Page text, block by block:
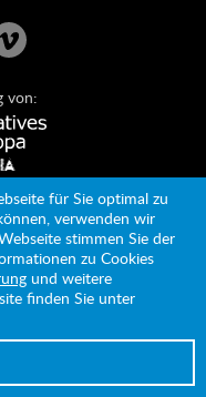
von:
für Sie optimal zu
verwenden wir
stimmen Sie der
zu Cookies
und weitere
finden Sie unter